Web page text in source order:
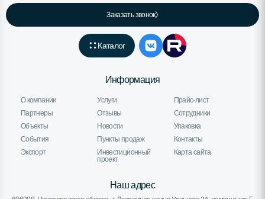
Заказать звонок
Каталог
Информация
О компании Услуги
Прайс-лист
Партнеры
Отзывы
Сотрудники
Объекты
Новости
Упаковка
События
Пункты продаж
Контакты
Экспорт
Инвестиционный
проект
Карта сайта
Наш адрес